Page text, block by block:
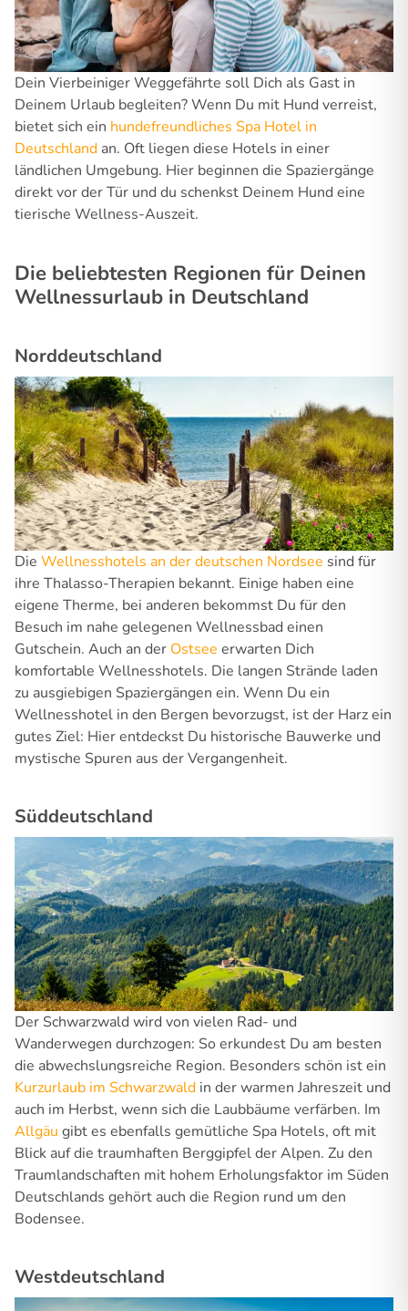
Dein Vierbeiniger Weggefährte soll Dich als Gast in
Deinem Urlaub begleiten? Wenn Du mit Hund verreist,
bietet sich ein hundefreundliches Spa Hotel in
Deutschland an. Oft liegen diese Hotels in einer
ländlichen Umgebung. Hier beginnen die Spaziergänge
direkt vor der Tür und du schenkst Deinem Hund eine
tierische Wellness-Auszeit.
Die beliebtesten Regionen für Deinen
Wellnessurlaub in Deutschland
Norddeutschland
Die Wellnesshotels an der deutschen Nordsee sind für
ihre Thalasso-Therapien bekannt. Einige haben eine
eigene Therme, bei anderen bekommst Du für den
Besuch im nahe gelegenen Wellnessbad einen
Gutschein. Auch an der Ostsee erwarten Dich
komfortable Wellnesshotels. Die langen Strände laden
zu ausgiebigen Spaziergängen ein. Wenn Du ein
Wellnesshotel in den Bergen bevorzugst, ist der Harz ein
gutes Ziel: Hier entdeckst Du historische Bauwerke und
mystische Spuren aus der Vergangenheit.
Süddeutschland
Der Schwarzwald wird von vielen Rad- und
Wanderwegen durchzogen: So erkundest Du am besten
die abwechslungsreiche Region. Besonders schön ist ein
Kurzurlaub im Schwarzwald in der warmen Jahreszeit und
auch im Herbst, wenn sich die Laubbäume verfärben. Im
Allgäu gibt es ebenfalls gemütliche Spa Hotels, oft mit
Blick auf die traumhaften Berggipfel der Alpen. Zu den
Traumlandschaften mit hohem Erholungsfaktor im Süden
Deutschlands gehört auch die Region rund um den
Bodensee.
Westdeutschland